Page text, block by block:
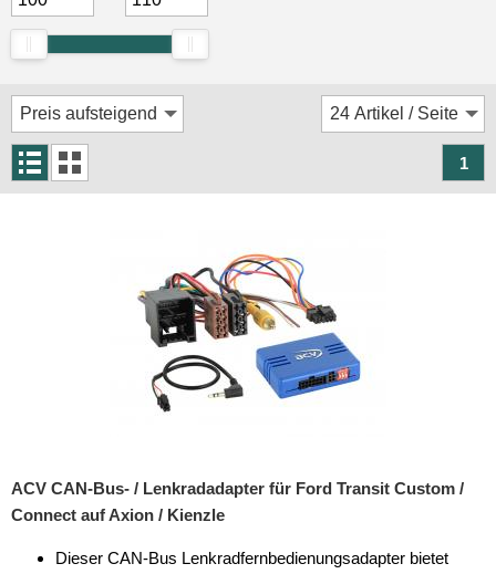
Lautsprecher
Navigationssoftware
Navigationssysteme
Antennenkabel
Antennensplitter
1
ACV CAN-Bus- / Lenkradadapter für Ford Transit Custom /
Connect auf Axion / Kienzle
Dieser CAN-Bus Lenkradfernbedienungsadapter bietet